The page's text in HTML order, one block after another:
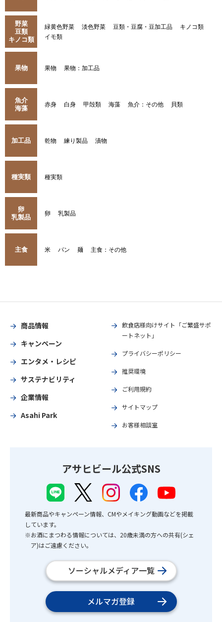
野菜
豆類
キノコ類
緑黄色野菜 淡色野菜 豆類・豆腐・豆加工品
キノコ類
イモ類
果物 果物 果物：加工品
魚介
海藻
赤身 白身 甲殻類 海藻 魚介：その他 貝類
加工品 乾物 練り製品 漬物
種実類 種実類
卵
乳製品
卵 乳製品
主食 米 パン 麺 主食：その他
商品情報
キャンペーン
エンタメ・レシピ
サステナビリティ
企業情報
Asahi Park
飲食店様向けサイト「ご繁盛サポ
ートネット」
プライバシーポリシー
推奨環境
ご利用規約
サイトマップ
お客様相談室
アサヒビール公式SNS
最新商品やキャンペーン情報、CMやメイキング動画などを掲載
しています。
※お酒にまつわる情報については、20歳未満の方への共有(シェ
ア)はご遠慮ください。
ソーシャルメディア一覧
メルマガ登録